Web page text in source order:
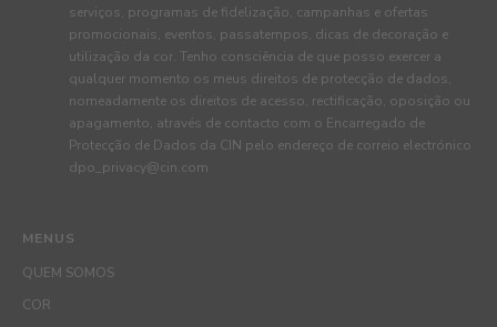
MENUS
QUEM SOMOS
COR
serviços, programas de fidelização, campanhas e ofertas
promocionais, eventos, passatempos, dicas de decoração e
utilização da cor. Tenho consciência de que posso exercer a
qualquer momento os meus direitos de protecção de dados,
nomeadamente os direitos de acesso, rectificação, oposição ou
apagamento, através de contacto com o Encarregado de
Protecção de Dados da CIN pelo endereço de correio electrónico
dpo_privacy@cin.com